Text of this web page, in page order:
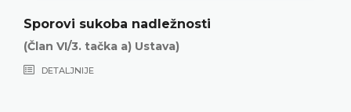
Sporovi sukoba nadležnosti
(Član VI/3. tačka a) Ustava)
DETALJNIJE